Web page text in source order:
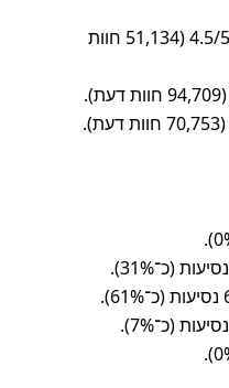
מונית / מיניבוס – דירוג 4.5/5 (51,134 חוות